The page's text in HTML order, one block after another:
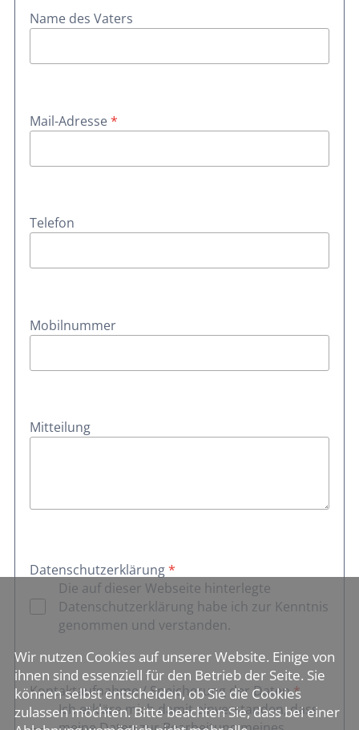
Name des Vaters
Mail-Adresse*
Telefon
Mobilnummer
Mitteilung
Datenschutzerklärung*
Die auf dieser Webseite hinterlegte
Datenschutzerklärung habe ich zur Kenntnis
genommen und verstanden.
Kontaktaufnahme / Speicherung der Daten*
Ich erkläre mich damit einverstanden, dass
Wir nutzen Cookies auf unserer Website. Einige von
ihnen sind essenziell für den Betrieb der Seite. Sie
können selbst entscheiden, ob Sie die Cookies
zulassen möchten. Bitte beachten Sie, dass bei einer